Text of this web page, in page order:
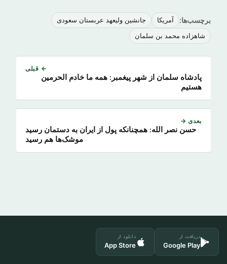
برچسب‌ها: آمریکا جانشین ولیعهد عربستان سعودی
شاهزاده محمد بن سلمان
← قبلی
پادشاه سلمان از شهر پیغمبر: همه ما خادم الحرمین
هستیم
بعدی →
حسن نصر الله: همچنانکه پول از ایران به دستمان رسید
موشک‌ها هم رسید
دریافت از
Google Play
دانلود از
App Store